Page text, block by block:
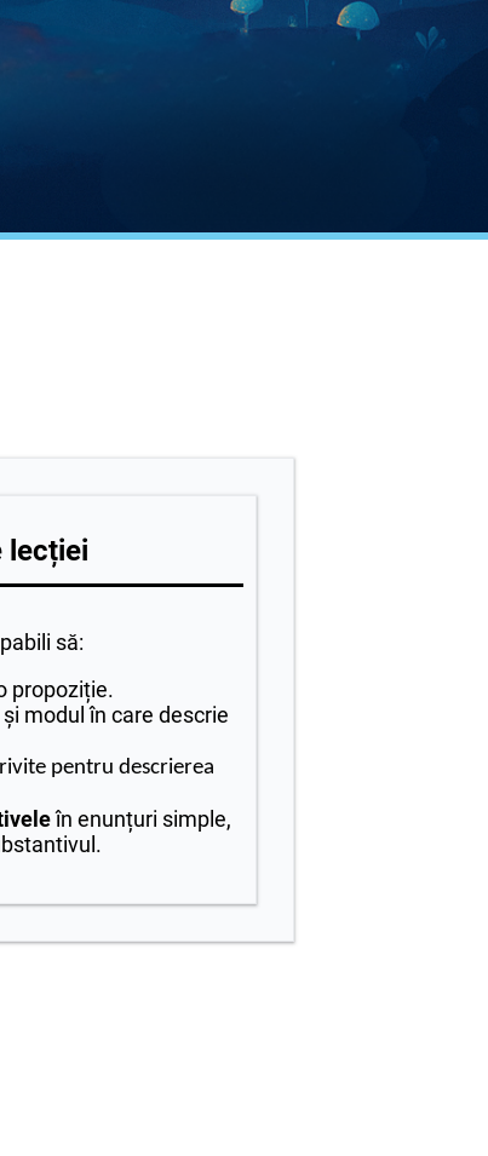
lecției
să:
propoziție.
și modul în care descrie
pentru descrierea
în enunțuri simple,